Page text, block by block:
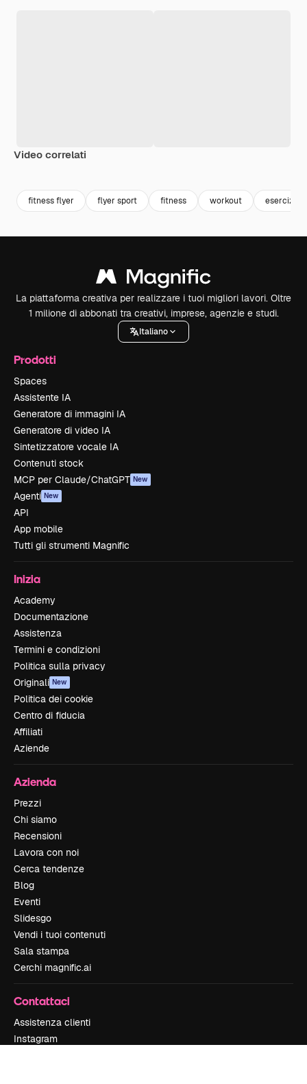
Video correlati
fitness flyer flyer sport fitness workout esercizi
La piattaforma creativa per realizzare i tuoi migliori lavori. Oltre
1 milione di abbonati tra creativi, imprese, agenzie e studi.
Italiano
Prodotti
Spaces
Assistente IA
Generatore di immagini IA
Generatore di video IA
Sintetizzatore vocale IA
Contenuti stock
MCP per Claude/ChatGPT New
Agenti New
API
App mobile
Tutti gli strumenti Magnific
Inizia
Academy
Documentazione
Assistenza
Termini e condizioni
Politica sulla privacy
Originali New
Politica dei cookie
Centro di fiducia
Affiliati
Aziende
Azienda
Prezzi
Chi siamo
Recensioni
Lavora con noi
Cerca tendenze
Blog
Eventi
Slidesgo
Vendi i tuoi contenuti
Sala stampa
Cerchi magnific.ai
Contattaci
Assistenza clienti
Instagram